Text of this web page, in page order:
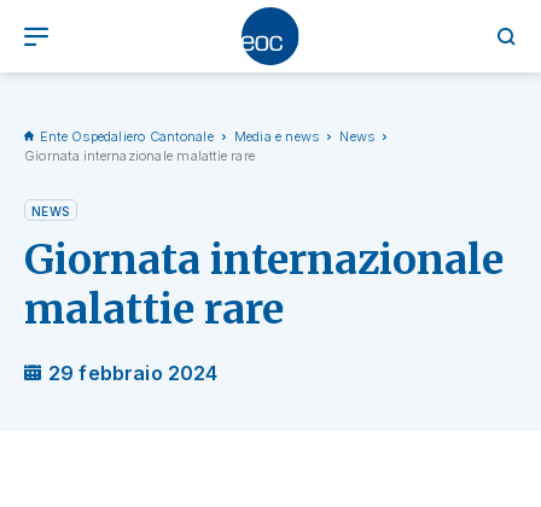
Ente Ospedaliero Cantonale Media e news
News
Giornata internazionale malattie rare
NEWS
Giornata internazionale
malattie rare
29 febbraio 2024